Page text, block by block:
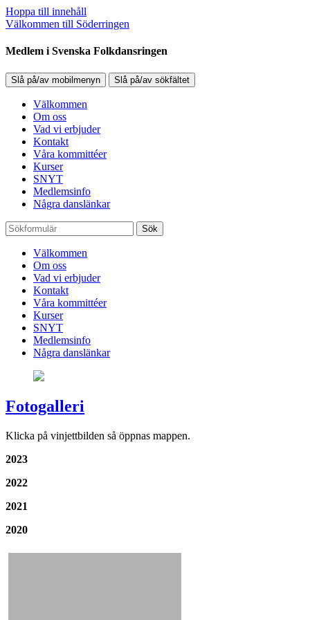
Hoppa till innehåll
Välkommen till Söderringen
Medlem i Svenska Folkdansringen
Slå på/av mobilmenyn Slå på/av sökfältet
Välkommen
Om oss
Vad vi erbjuder
Kontakt
Våra kommittéer
Kurser
SNYT
Medlemsinfo
Några danslänkar
Sök
Välkommen
Om oss
Vad vi erbjuder
Kontakt
Våra kommittéer
Kurser
SNYT
Medlemsinfo
Några danslänkar
Fotogalleri
Klicka på vinjettbilden så öppnas mappen.
2023
2022
2021
2020